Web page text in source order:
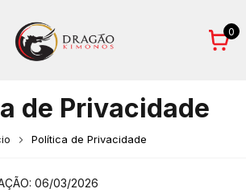
0
de Privacidade
Política de Privacidade
06/03/2026